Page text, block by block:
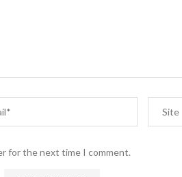
for the next time I comment.